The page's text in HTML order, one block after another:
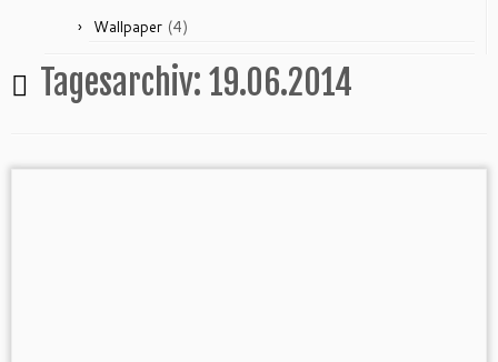
Wallpaper (4)
Tagesarchiv: 19.06.2014